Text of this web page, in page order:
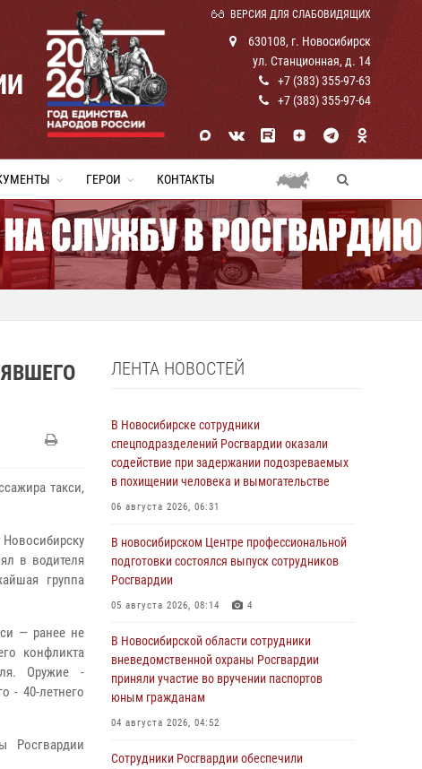
ВЕРСИЯ ДЛЯ СЛАБОВИДЯЩИХ
630108, г. Новосибирск
ул. Станционная, д. 14
+7 (383) 355-97-63
+7 (383) 355-97-64
ГЕРОИ КОНТАКТЫ
такси,
в водителя
группа
— ранее не
конфликта
Оружие -
- 40-летнего
Росгвардии
ЛЕНТА НОВОСТЕЙ
В Новосибирске сотрудники
спецподразделений Росгвардии оказали
содействие при задержании подозреваемых
в похищении человека и вымогательстве
06 августа 2026, 06:31
В новосибирском Центре профессиональной
подготовки состоялся выпуск сотрудников
Росгвардии
05 августа 2026, 08:14 4
В Новосибирской области сотрудники
вневедомственной охраны Росгвардии
приняли участие во вручении паспортов
юным гражданам
04 августа 2026, 04:52
Сотрудники Росгвардии обеспечили